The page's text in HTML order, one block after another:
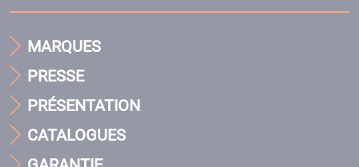
MARQUES
PRESSE
PRÉSENTATION
CATALOGUES